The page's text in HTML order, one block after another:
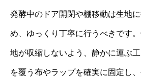
発酵中のドア開閉や棚移動は生地
め、ゆっくり丁寧に行うべきです
地が収縮しないよう、静かに運ぶ
を覆う布やラップを確実に固定し